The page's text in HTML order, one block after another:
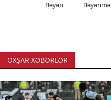
Bəyən Bəyənmə
OXŞAR XƏBƏRLƏR